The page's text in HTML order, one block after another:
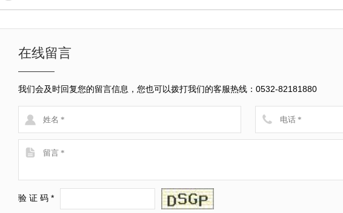
在线留言
我们会及时回复您的留言信息，您也可以拨打我们的客服热线：0532-82181880
验 证 码 *